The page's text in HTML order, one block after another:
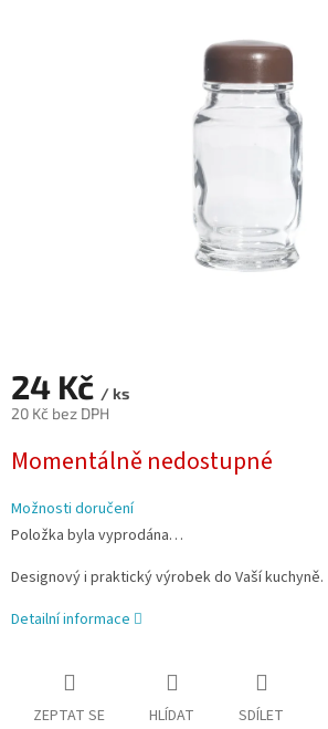
24 Kč / ks
20 Kč bez DPH
cena:
Momentálně nedostupné
Možnosti doručení
Položka byla vyprodána…
Designový i praktický výrobek do Vaší kuchyně.
Detailní informace
ZEPTAT SE HLÍDAT SDÍLET